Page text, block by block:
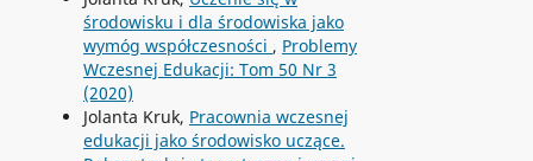
środowisku i dla środowiska jako
wymóg współczesności , Problemy
Wczesnej Edukacji: Tom 50 Nr 3
(2020)
Jolanta Kruk, Pracownia wczesnej
edukacji jako środowisko uczące.